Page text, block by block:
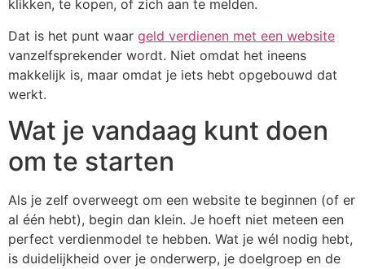
klikken, te kopen, of zich aan te melden.
Dat is het punt waar geld verdienen met een website
vanzelfsprekender wordt. Niet omdat het ineens
makkelijk is, maar omdat je iets hebt opgebouwd dat
werkt.
Wat je vandaag kunt doen
om te starten
Als je zelf overweegt om een website te beginnen (of er
al één hebt), begin dan klein. Je hoeft niet meteen een
perfect verdienmodel te hebben. Wat je wél nodig hebt,
is duidelijkheid over je onderwerp, je doelgroep en de